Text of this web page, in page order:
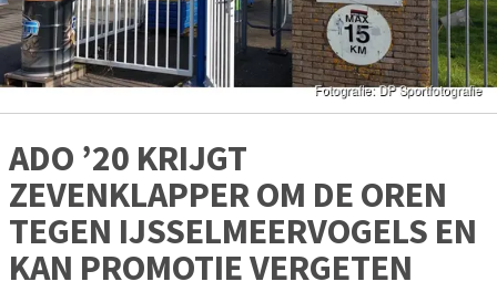
ADO ’20 KRIJGT
ZEVENKLAPPER OM DE OREN
TEGEN IJSSELMEERVOGELS EN
KAN PROMOTIE VERGETEN